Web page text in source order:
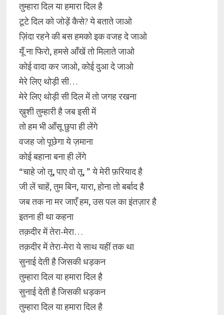
तुम्हारा दिल या हमारा दिल है
टूटे दिल को जोड़ें कैसे? ये बताते जाओ
ज़िंदा रहने की बस हमको इक वजह दे जाओ
यूँ ना फिरो, हमसे आँखें तो मिलाते जाओ
कोई वादा कर जाओ, कोई दुआ दे जाओ
मेरे लिए थोड़ी सी…
मेरे लिए थोड़ी सी दिल में तो जगह रखना
ख़ुशी तुम्हारी है जब इसी में
तो हम भी आँसू छुपा ही लेंगे
वजह जो पूछेगा ये ज़माना
कोई बहाना बना ही लेंगे
“चाहे जो तू, पाए वो तू, ” ये मेरी फ़रियाद है
जी लें चाहें, तुम बिन, यारा, होना तो बर्बाद है
जब तक ना मर जाएँ हम, उस पल का इंतज़ार है
इतना ही था कहना
तक़दीर में तेरा-मेरा…
तक़दीर में तेरा-मेरा ये साथ यहीं तक था
सुनाई देती है जिसकी धड़कन
तुम्हारा दिल या हमारा दिल है
सुनाई देती है जिसकी धड़कन
तुम्हारा दिल या हमारा दिल है